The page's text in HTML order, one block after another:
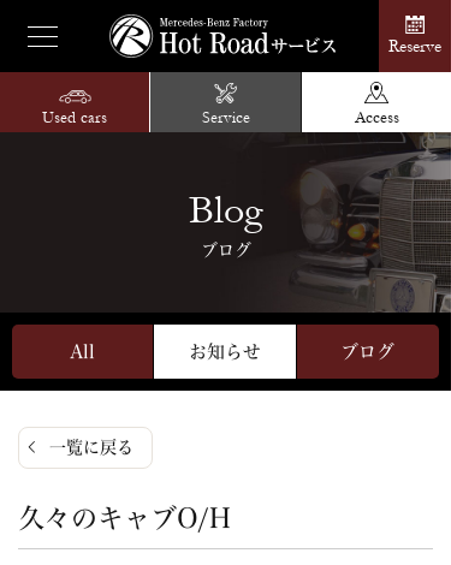
Reserve
Used cars Service Access
Blog
ブログ
All お知らせ ブログ
一覧に戻る
久々のキャブO/H